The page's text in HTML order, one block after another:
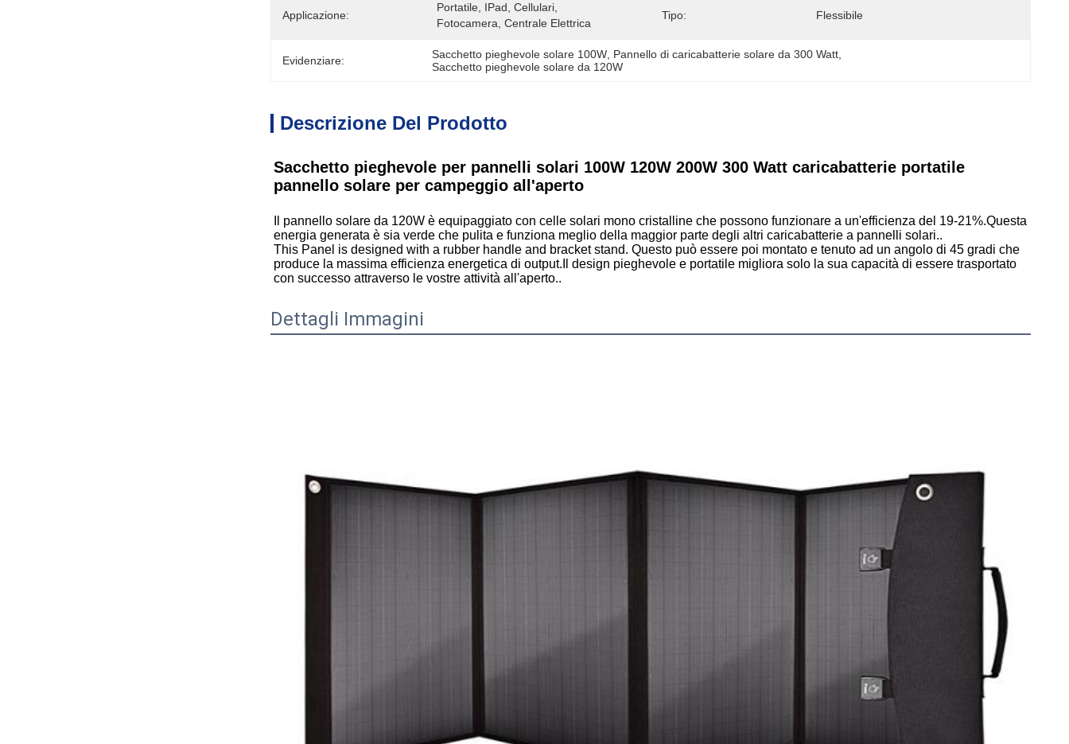
Applicazione:
Portatile, IPad, Cellulari,
Fotocamera, Centrale Elettrica
Tipo: Flessibile
Evidenziare: Sacchetto pieghevole solare 100W Pannello di caricabatterie solare da 300 Watt
Sacchetto pieghevole solare da 120W
Descrizione Del Prodotto
Sacchetto pieghevole per pannelli solari 100W 120W 200W 300 Watt caricabatterie portatile
pannello solare per campeggio all'aperto
Il pannello solare da 120W è equipaggiato con celle solari mono cristalline che possono funzionare a un'efficienza del 19-21%.Questa
energia generata è sia verde che pulita e funziona meglio della maggior parte degli altri caricabatterie a pannelli solari..
This Panel is designed with a rubber handle and bracket stand. Questo può essere poi montato e tenuto ad un angolo di 45 gradi che
produce la massima efficienza energetica di output.Il design pieghevole e portatile migliora solo la sua capacità di essere trasportato
con successo attraverso le vostre attività all'aperto..
Dettagli Immagini